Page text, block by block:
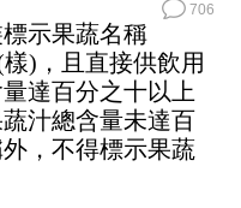
706
示果蔬名稱
)，且直接供飲用
達百分之十以上
汁總含量未達百
，不得標示果蔬